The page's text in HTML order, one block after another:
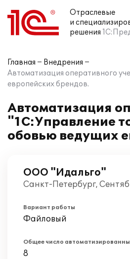
Отраслевые
и
решения
Главная
Внедрения
Автоматизация оперативного
европейских брендов.
Автоматизация
"1С:Управление
обовью ведущих
ООО "Идальго"
Санкт-Петербург,
Вариант работы
Файловый
Общее число
8